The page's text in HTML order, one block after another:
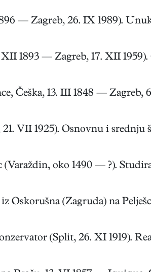
— Zagreb, 26. IX 1989).
1893 — Zagreb, 17. XII 1959).
Češka, 13. III 1848 — Zagreb,
VII 1925). Osnovnu i srednju
oko 1490 — ?).
(Zagruda) na
(Split, 26. XI 1919).